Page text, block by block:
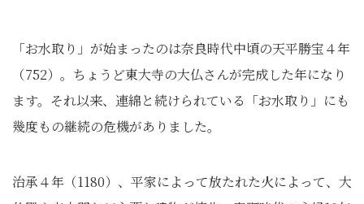
「お水取り」が始まったのは奈良時代中頃の天平勝宝４年
（752）。ちょうど東大寺の大仏さんが完成した年になり
ます。それ以来、連綿と続けられている「お水取り」にも
幾度もの継続の危機がありました。
治承４年（1180）、平家によって放たれた火によって、大